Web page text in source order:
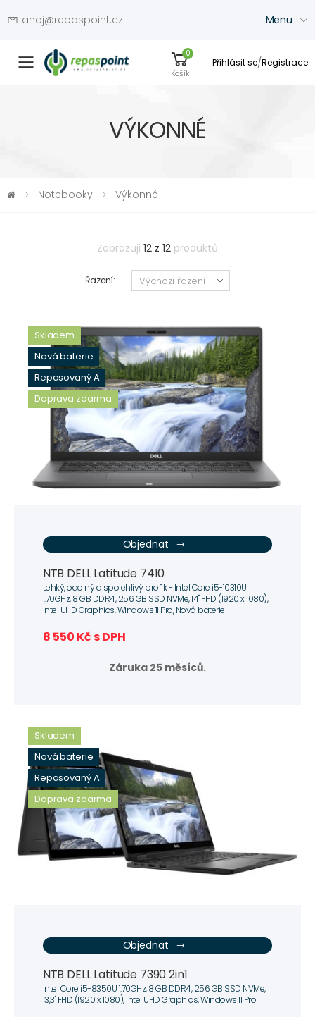
ahoj@repaspoint.cz Menu
Přepínač menu
0
Košík
Přihlásit se/Registrace
VÝKONNÉ
Notebooky Výkonné
Zobrazuji 12 z 12 produktů
Řazení:
Skladem
Nová baterie
Repasovaný A
Doprava zdarma
Objednat
NTB DELL Latitude 7410
Lehký, odolný a spolehlivý profík - Intel Core i5-10310U
1.70GHz, 8 GB DDR4, 256 GB SSD NVMe, 14" FHD (1920 x 1080),
Intel UHD Graphics, Windows 11 Pro, Nová baterie
8 550 Kč s DPH
Záruka 25 měsíců.
Skladem
Nová baterie
Repasovaný A
Doprava zdarma
Objednat
NTB DELL Latitude 7390 2in1
Intel Core i5-8350U 1.70GHz, 8 GB DDR4, 256 GB SSD NVMe,
13,3" FHD (1920 x 1080), Intel UHD Graphics, Windows 11 Pro